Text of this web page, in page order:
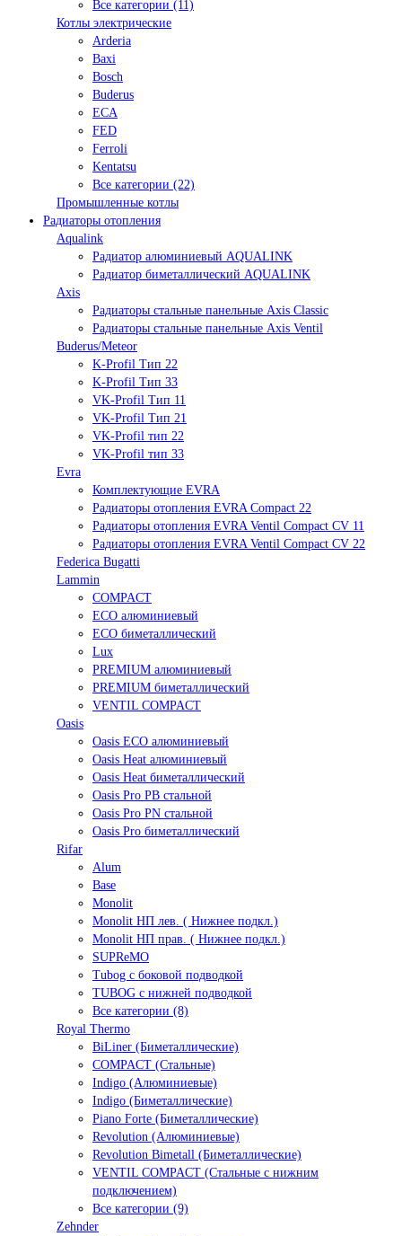
Все категории (11)
Котлы электрические
Arderia
Baxi
Bosch
Buderus
ECA
FED
Ferroli
Kentatsu
Все категории (22)
Промышленные котлы
Радиаторы отопления
Aqualink
Радиатор алюминиевый AQUALINK
Радиатор биметаллический AQUALINK
Axis
Радиаторы стальные панельные Axis Classic
Радиаторы стальные панельные Axis Ventil
Buderus/Meteor
K-Profil Тип 22
K-Profil Тип 33
VK-Profil Тип 11
VK-Profil Тип 21
VK-Profil тип 22
VK-Profil тип 33
Evra
Комплектующие EVRA
Радиаторы отопления EVRA Compact 22
Радиаторы отопления EVRA Ventil Compact CV 11
Радиаторы отопления EVRA Ventil Compact CV 22
Federica Bugatti
Lammin
COMPACT
ECO алюминиевый
ECO биметаллический
Lux
PREMIUM алюминиевый
PREMIUM биметаллический
VENTIL COMPACT
Oasis
Oasis ECO алюминиевый
Oasis Heat алюминиевый
Oasis Heat биметаллический
Oasis Pro PB стальной
Oasis Pro PN стальной
Oasis Pro биметаллический
Rifar
Alum
Base
Monolit
Monolit НП лев. ( Нижнее подкл.)
Monolit НП прав. ( Нижнее подкл.)
SUPReMO
Tubog с боковой подводкой
TUBOG с нижней подводкой
Все категории (8)
Royal Thermo
BiLiner (Биметаллические)
COMPACT (Стальные)
Indigo (Алюминиевые)
Indigo (Биметаллические)
Piano Forte (Биметаллические)
Revolution (Алюминиевые)
Revolution Bimetall (Биметаллические)
VENTIL COMPACT (Стальные с нижним
подключением)
Все категории (9)
Zehnder